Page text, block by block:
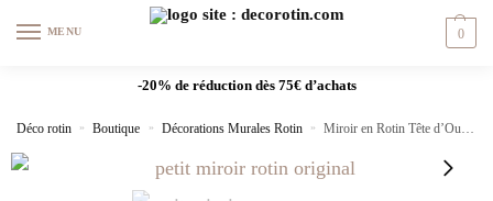
MENU 0
-20% de réduction dès 75€ d’achats
Déco rotin » Boutique » Décorations Murales Rotin » Miroir en Rotin Tête d’Ours Original